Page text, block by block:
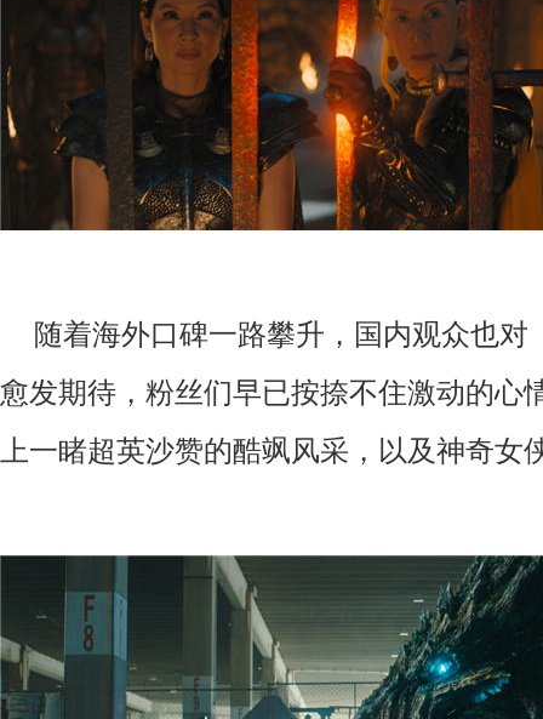
随着海外口碑一路攀升，国内观众也对
愈发期待，粉丝们早已按捺不住激动的心
上一睹超英沙赞的酷飒风采，以及神奇女